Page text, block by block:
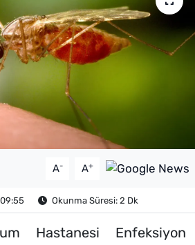
A- A+
Okunma Süresi: 2 Dk
Hastanesi Enfeksiyon